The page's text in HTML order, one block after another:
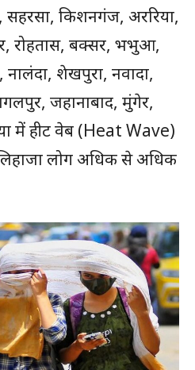
सहरसा, किशनगंज, अररिया,
रोहतास, बक्सर, भभुआ,
शेखपुरा, नवादा,
जहानाबाद, मुंगेर,
में हीट वेब (Heat Wave)
लोग अधिक से अधिक